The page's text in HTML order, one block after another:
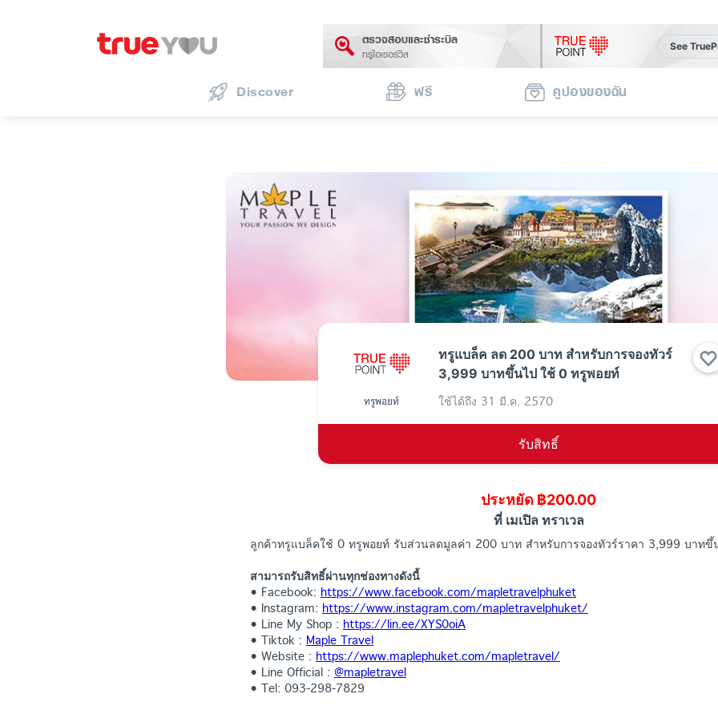
ตรวจสอบและชำระบิล
ทรูไอเซอร์วิส
See
Discover ฟรี คูปองของฉัน
ทรูแบล็ค ลด 200 บาท สำหรับการจองทัวร์
3,999 บาทขึ้นไป ใช้ 0 ทรูพอยท์
ทรูพอยท์ ใช้ได้ถึง 31 มี.ค. 2570
รับสิทธิ์
ประหยัด ฿200.00
ที่ เมเปิล ทราเวล
ลูกค้าทรูแบล็คใช้ 0 ทรูพอยท์ รับส่วนลดมูลค่า 200 บาท สำหรับการจองทัวร์ราคา 3,999 บาทขึ้
สามารถรับสิทธิ์ผ่านทุกช่องทางดังนี้
• Facebook: https://www.facebook.com/mapletravelphuket
• Instagram: https://www.instagram.com/mapletravelphuket/
• Line My Shop : https://lin.ee/XYS0oiA
• Tiktok : Maple Travel
• Website : https://www.maplephuket.com/mapletravel/
• Line Official : @mapletravel
• Tel: 093-298-7829